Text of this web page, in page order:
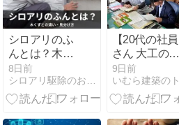
シロアリのふ
んとは？木く
ずとの違い・
画像・乾材シ
ロアリの見分
8日前
【20代の社員
さん 大工の先
生をす
る！！】
9日前